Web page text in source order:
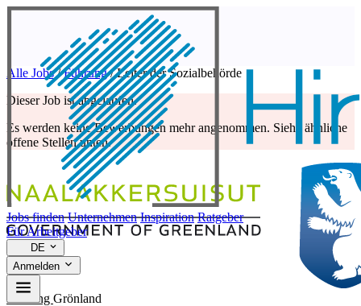
Jobs finden Unternehmen Inspiration Ratgeber
Für Arbeitgeber
DE
Anmelden
Alle Jobs / Führung / Leiter der Sozialbehörde
Dieser Job ist abgelaufen.
Es werden keine Bewerbungen mehr angenommen. Siehe ähnliche
offene Stellen unten.
Führung Grönland